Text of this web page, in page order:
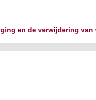
en de verwijdering van